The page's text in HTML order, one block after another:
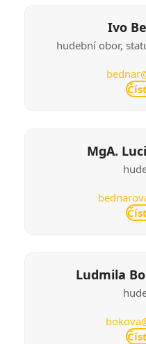
Ivo
hudební obor,
MgA.
Ludmila